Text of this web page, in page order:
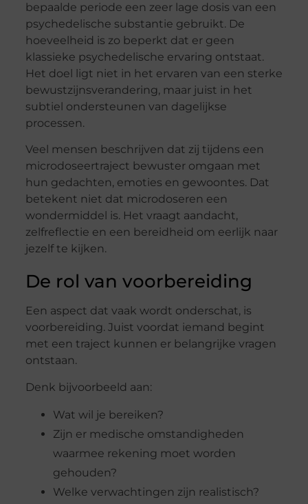
bepaalde periode een zeer lage dosis van een
psychedelische substantie gebruikt. De
hoeveelheid is zo beperkt dat er geen
klassieke psychedelische ervaring ontstaat.
Het doel ligt niet in het ervaren van een sterke
bewustzijnsverandering, maar juist in het
subtiel ondersteunen van dagelijkse
processen.
Veel mensen beschrijven dat zij tijdens een
microdoseertraject bewuster omgaan met
hun gedachten, emoties en gewoontes. Dat
betekent niet dat microdoseren een
wondermiddel is. Het vraagt aandacht,
zelfreflectie en een bereidheid om eerlijk naar
jezelf te kijken.
De rol van voorbereiding
Een aspect dat vaak wordt onderschat, is
voorbereiding. Juist voordat iemand begint
met een traject kunnen er belangrijke vragen
ontstaan.
Denk bijvoorbeeld aan:
Wat wil je bereiken?
Zijn er medische omstandigheden
waarmee rekening moet worden
gehouden?
Welke verwachtingen zijn realistisch?